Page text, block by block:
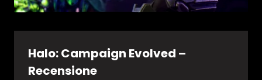
Halo: Campaign Evolved –
Recensione